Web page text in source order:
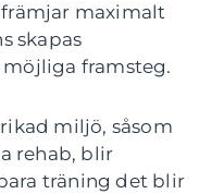
maximalt
skapas
framsteg.
miljö, såsom
rehab, blir
träning det blir